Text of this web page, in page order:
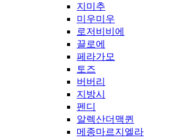
지미추
미우미우
로저비비에
끌로에
페라가모
토즈
버버리
지방시
펜디
알렉산더맥퀸
메종마르지엘라